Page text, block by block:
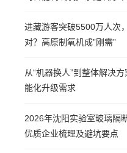
进藏游客突破5500万人次
对？高原制氧机成”刚需”
从“机器换人”到整体解决
能化升级需求
2026年沈阳实验室玻璃隔
优质企业梳理及避坑要点